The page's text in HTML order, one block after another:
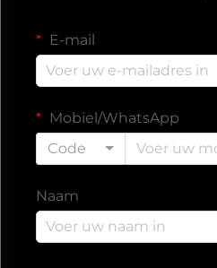
E-mail
Mobiel/WhatsApp
Code
Naam